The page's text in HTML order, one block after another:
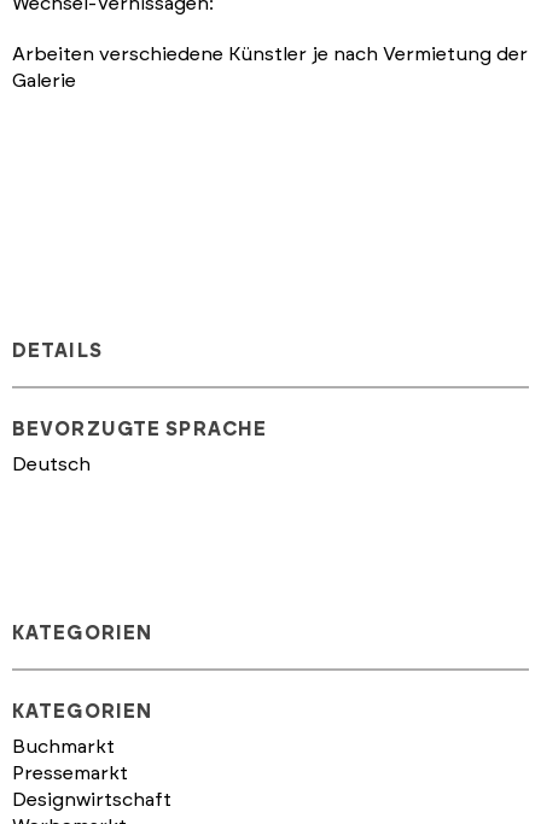
Arbeiten verschiedene Künstler je nach Vermietung der
Galerie
DETAILS
BEVORZUGTE SPRACHE
Deutsch
KATEGORIEN
KATEGORIEN
Buchmarkt
Pressemarkt
Designwirtschaft